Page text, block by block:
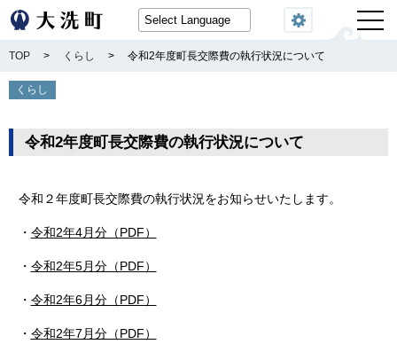
閲覧機能
TOP > くらし > 令和2年度町長交際費の執行状況について
くらし
令和2年度町長交際費の執行状況について
令和２年度町長交際費の執行状況をお知らせいたします。
・ 令和2年4月分（PDF）
・ 令和2年5月分（PDF）
・ 令和2年6月分（PDF）
・ 令和2年7月分（PDF）